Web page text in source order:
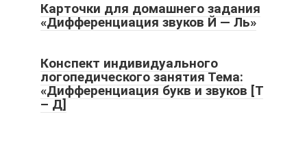
Карточки для домашнего задания
«Дифференциация звуков Й — Ль»
Конспект индивидуального
логопедического занятия Тема:
«Дифференциация букв и звуков [Т
– Д]